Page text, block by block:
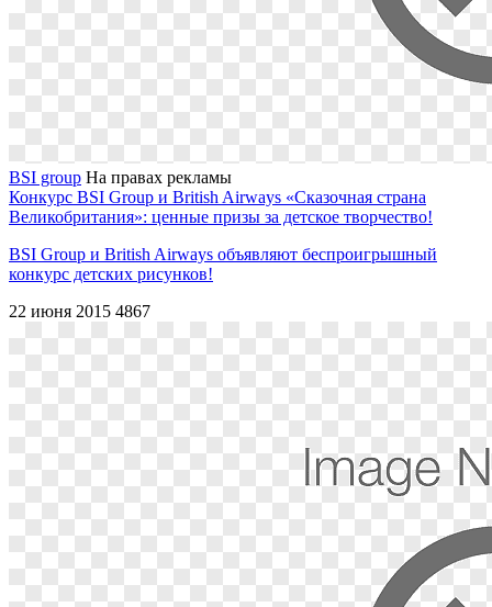
BSI group На правах рекламы
Конкурс BSI Group и British Airways «Сказочная страна
Великобритания»: ценные призы за детское творчество!
BSI Group и British Airways объявляют беспроигрышный
конкурс детских рисунков!
22 июня 2015 4867